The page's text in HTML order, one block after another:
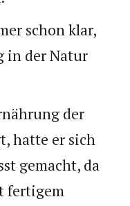
schon klar,
in der Natur
der
hatte er sich
gemacht, da
fertigem